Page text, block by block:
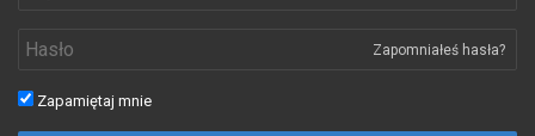
Zapomniałeś hasła?
Zapamiętaj mnie